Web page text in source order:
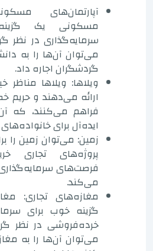
آپارتمان‌های
مسکونی یک
سرمایه‌گذاری در نظر
می‌توان آن‌ها را به
گردشگران اجاره داد.
ویلاها: ویلاها مناظر
ارائه می‌دهند و
فراهم می‌کنند، که
ایده‌آل برای
زمین: می‌توان زمین را
پروژه‌های تجاری
فرصت‌های
می‌کند.
مغازه‌های تجاری:
گزینه خوب برای
خرده‌فروشی در نظر
می‌توان آن‌ها را به